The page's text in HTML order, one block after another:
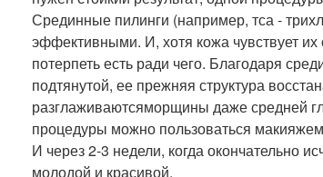
Срединные пилинги (например, тса -
эффективными. И, хотя кожа чувствует
потерпеть есть ради чего. Благодаря
подтянутой, ее прежняя структура
разглаживаютсяморщины даже средней
процедуры можно пользоваться
И через 2-3 недели, когда окончательно
молодой и красивой.